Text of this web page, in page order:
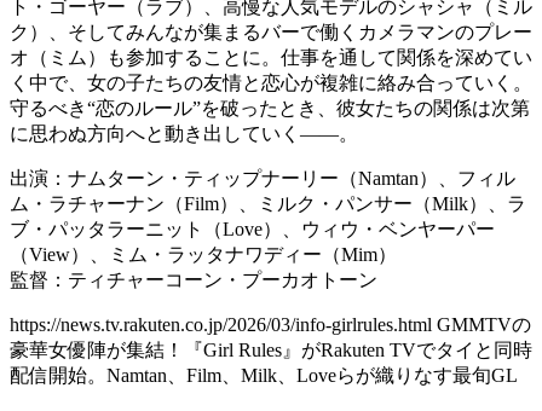
ト・ゴーヤー（ラブ）、高慢な人気モデルのシャシャ（ミル
ク）、そしてみんなが集まるバーで働くカメラマンのプレー
オ（ミム）も参加することに。仕事を通して関係を深めてい
く中で、女の子たちの友情と恋心が複雑に絡み合っていく。
守るべき“恋のルール”を破ったとき、彼女たちの関係は次第
に思わぬ方向へと動き出していく――。
出演：ナムターン・ティップナーリー（Namtan）、フィル
ム・ラチャーナン（Film）、ミルク・パンサー（Milk）、ラ
ブ・パッタラーニット（Love）、ウィウ・ベンヤーパー
（View）、ミム・ラッタナワディー（Mim）
監督：ティチャーコーン・プーカオトーン
https://news.tv.rakuten.co.jp/2026/03/info-girlrules.html GMMTVの
豪華女優陣が集結！『Girl Rules』がRakuten TVでタイと同時
配信開始。Namtan、Film、Milk、Loveらが織りなす最旬GL